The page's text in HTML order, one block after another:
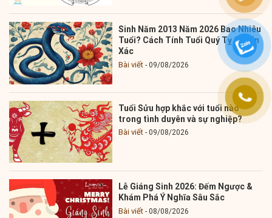
Sinh Năm 2013 Năm 2026 Bao Nhiêu
Tuổi? Cách Tính Tuổi Quý Tỵ Chuẩn
Xác
Bài viết 09/08/2026
Tuổi Sửu hợp khắc với tuổi nào
trong tình duyên và sự nghiệp?
Bài viết 09/08/2026
Lễ Giáng Sinh 2026: Đếm Ngược &
Khám Phá Ý Nghĩa Sâu Sắc
Bài viết 08/08/2026